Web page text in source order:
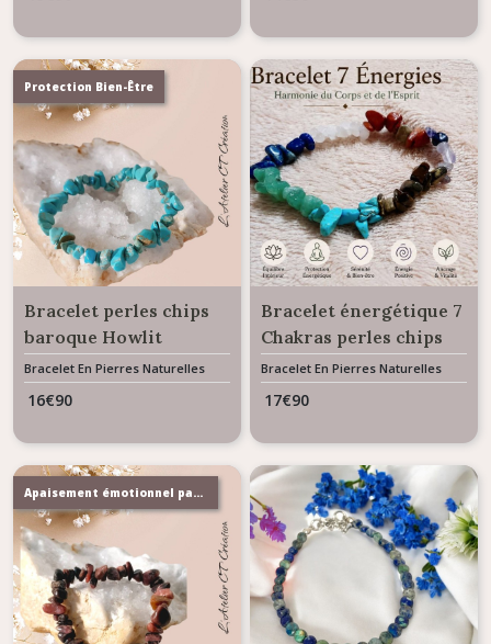
Protection Bien-Être
Bracelet perles chips
baroque Howlit
Turquienite
Bracelet En Pierres Naturelles
16€90
Bracelet énergétique 7
Chakras perles chips
baroques
Bracelet En Pierres Naturelles
17€90
Apaisement émotionnel paix intérieure